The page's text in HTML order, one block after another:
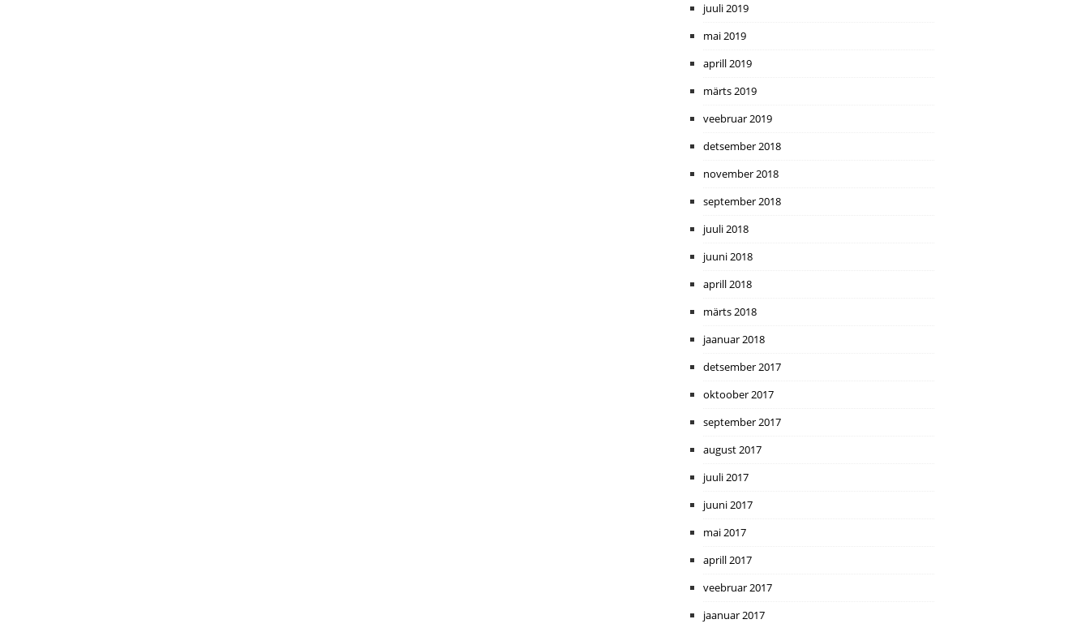
juuli 2019
mai 2019
aprill 2019
märts 2019
veebruar 2019
detsember 2018
november 2018
september 2018
juuli 2018
juuni 2018
aprill 2018
märts 2018
jaanuar 2018
detsember 2017
oktoober 2017
september 2017
august 2017
juuli 2017
juuni 2017
mai 2017
aprill 2017
veebruar 2017
jaanuar 2017